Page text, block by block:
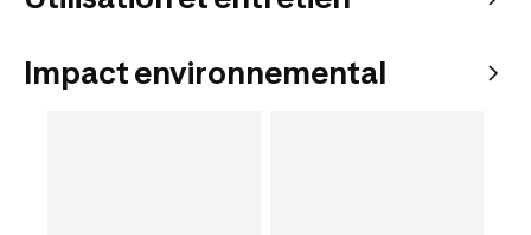
Impact environnemental